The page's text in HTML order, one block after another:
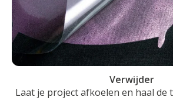
Verwijder
Laat je project afkoelen en haal